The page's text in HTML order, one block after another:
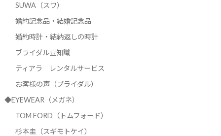
SUWA（スワ）
婚約記念品・結婚記念品
婚約時計・結納返しの時計
ブライダル豆知識
ティアラ レンタルサービス
お客様の声（ブライダル）
◆EYEWEAR（メガネ）
TOM FORD（トムフォード）
杉本圭（スギモトケイ）